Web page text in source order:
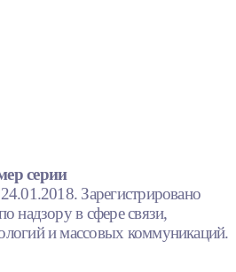
серии
Зарегистрировано
надзору в сфере связи,
и массовых коммуникаций.